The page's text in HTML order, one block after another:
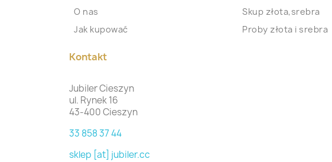
O nas
Jak kupować
Skup złota,srebra
Proby złota i srebra
Kontakt
Jubiler Cieszyn
ul. Rynek 16
43-400 Cieszyn
33 858 37 44
sklep [at] jubiler.cc